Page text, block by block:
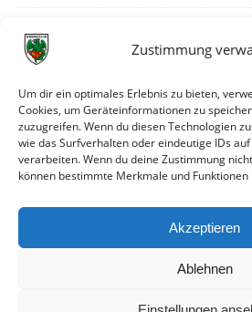
Zustimmung
Um dir ein optimales Erlebnis zu bieten,
Cookies, um Geräteinformationen zu
zuzugreifen. Wenn du diesen Technologien
wie das Surfverhalten oder eindeutige IDs
verarbeiten. Wenn du deine Zustimmung
können bestimmte Merkmale und
Akzeptieren
Ablehnen
31. Juli 2026
30. Juli 2026
Deine Spielminute: 89+1
28. Juli 2026
Neuer Rückensponsor
Neue Podcast-Folge: So tickt Björn!
27. Juli 2026